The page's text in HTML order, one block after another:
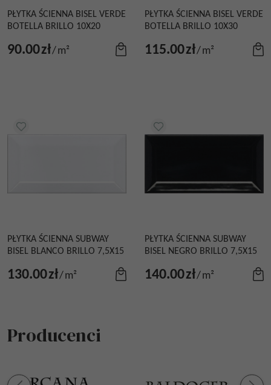
PŁYTKA ŚCIENNA BISEL VERDE
BOTELLA BRILLO 10X20
90.00zł/m²
PŁYTKA ŚCIENNA BISEL VERDE
BOTELLA BRILLO 10X30
115.00zł/m²
PŁYTKA ŚCIENNA SUBWAY
BISEL BLANCO BRILLO 7,5X15
130.00zł/m²
PŁYTKA ŚCIENNA SUBWAY
BISEL NEGRO BRILLO 7,5X15
140.00zł/m²
Producenci